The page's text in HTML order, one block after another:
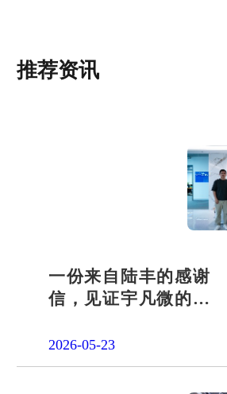
推荐资讯
一份来自陆丰的感谢
信，见证宇凡微的社
2026-05-23